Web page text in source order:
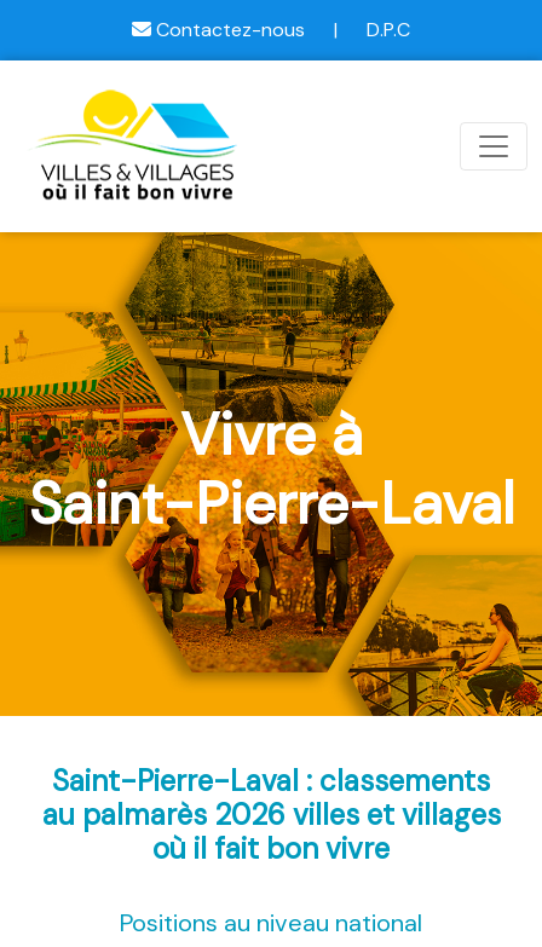
Contactez-nous | D.P.C
Vivre à
Saint-Pierre-Laval
Saint-Pierre-Laval : classements
au palmarès 2026 villes et villages
où il fait bon vivre
Positions au niveau national